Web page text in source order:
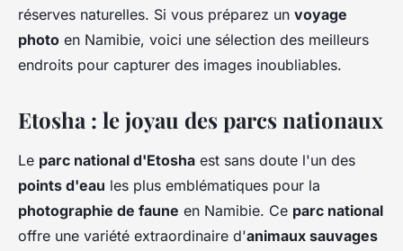
réserves naturelles. Si vous préparez un voyage
photo en Namibie, voici une sélection des meilleurs
endroits pour capturer des images inoubliables.
Etosha : le joyau des parcs nationaux
Le parc national d'Etosha est sans doute l'un des
points d'eau les plus emblématiques pour la
photographie de faune en Namibie. Ce parc national
offre une variété extraordinaire d'animaux sauvages